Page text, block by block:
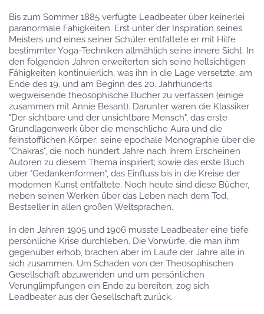
Bis zum Sommer 1885 verfügte Leadbeater über keinerlei
paranormale Fähigkeiten. Erst unter der Inspiration seines
Meisters und eines seiner Schüler entfaltete er mit Hilfe
bestimmter Yoga-Techniken allmählich seine innere Sicht. In
den folgenden Jahren erweiterten sich seine hellsichtigen
Fähigkeiten kontinuierlich, was ihn in die Lage versetzte, am
Ende des 19. und am Beginn des 20. Jahrhunderts
wegweisende theosophische Bücher zu verfassen (einige
zusammen mit Annie Besant). Darunter waren die Klassiker
"Der sichtbare und der unsichtbare Mensch", das erste
Grundlagenwerk über die menschliche Aura und die
feinstofflichen Körper; seine epochale Monographie über die
"Chakras", die noch hundert Jahre nach ihrem Erscheinen
Autoren zu diesem Thema inspiriert; sowie das erste Buch
über "Gedankenformen", das Einfluss bis in die Kreise der
modernen Kunst entfaltete. Noch heute sind diese Bücher,
neben seinen Werken über das Leben nach dem Tod,
Bestseller in allen großen Weltsprachen.
In den Jahren 1905 und 1906 musste Leadbeater eine tiefe
persönliche Krise durchleben. Die Vorwürfe, die man ihm
gegenüber erhob, brachen aber im Laufe der Jahre alle in
sich zusammen. Um Schaden von der Theosophischen
Gesellschaft abzuwenden und um persönlichen
Verunglimpfungen ein Ende zu bereiten, zog sich
Leadbeater aus der Gesellschaft zurück.